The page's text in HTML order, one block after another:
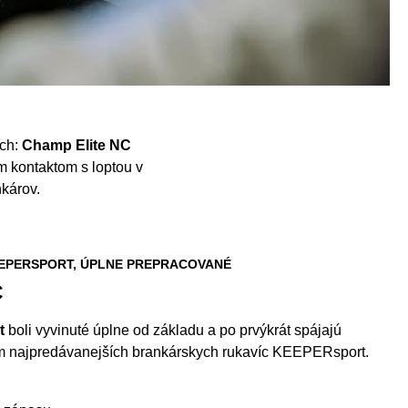
Champ Elite NC
kontaktom s loptou v
ÚPLNE PREPRACOVANÉ
boli vyvinuté úplne od základu a po prvýkrát spájajú
brankárskych rukavíc KEEPERsport.